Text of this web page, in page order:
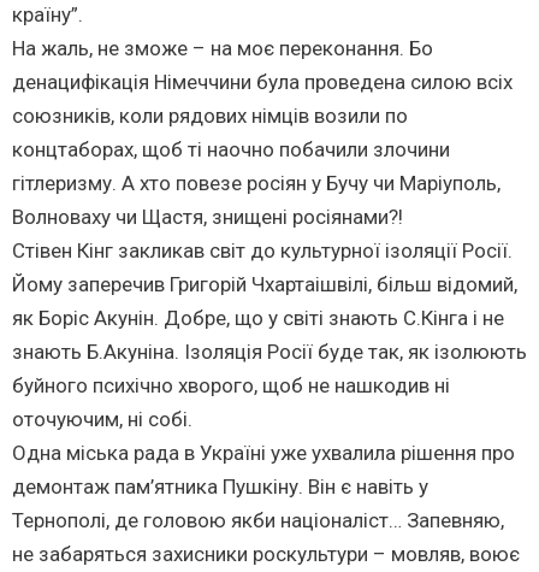
країну”.
На жаль, не зможе – на моє переконання. Бо
денацифікація Німеччини була проведена силою всіх
союзників, коли рядових німців возили по
концтаборах, щоб ті наочно побачили злочини
гітлеризму. А хто повезе росіян у Бучу чи Маріуполь,
Волноваху чи Щастя, знищені росіянами?!
Стівен Кінг закликав світ до культурної ізоляції Росії.
Йому заперечив Григорій Чхартаішвілі, більш відомий,
як Боріс Акунін. Добре, що у світі знають С.Кінга і не
знають Б.Акуніна. Ізоляція Росії буде так, як ізолюють
буйного психічно хворого, щоб не нашкодив ні
оточуючим, ні собі.
Одна міська рада в Україні уже ухвалила рішення про
демонтаж пам’ятника Пушкіну. Він є навіть у
Тернополі, де головою якби націоналіст… Запевняю,
не забаряться захисники роскультури – мовляв, воює